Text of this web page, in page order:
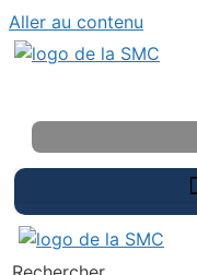
Aller au contenu